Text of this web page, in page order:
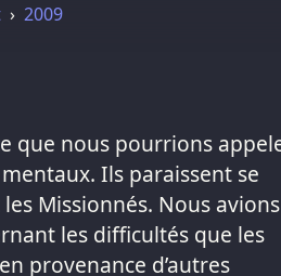
2009
que nous pourrions
Ils paraissent se
Missionnés. Nous avions
les difficultés que les
provenance d’autres